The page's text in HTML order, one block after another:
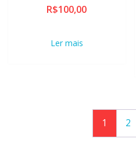
R$100,00
Ler mais
1 2